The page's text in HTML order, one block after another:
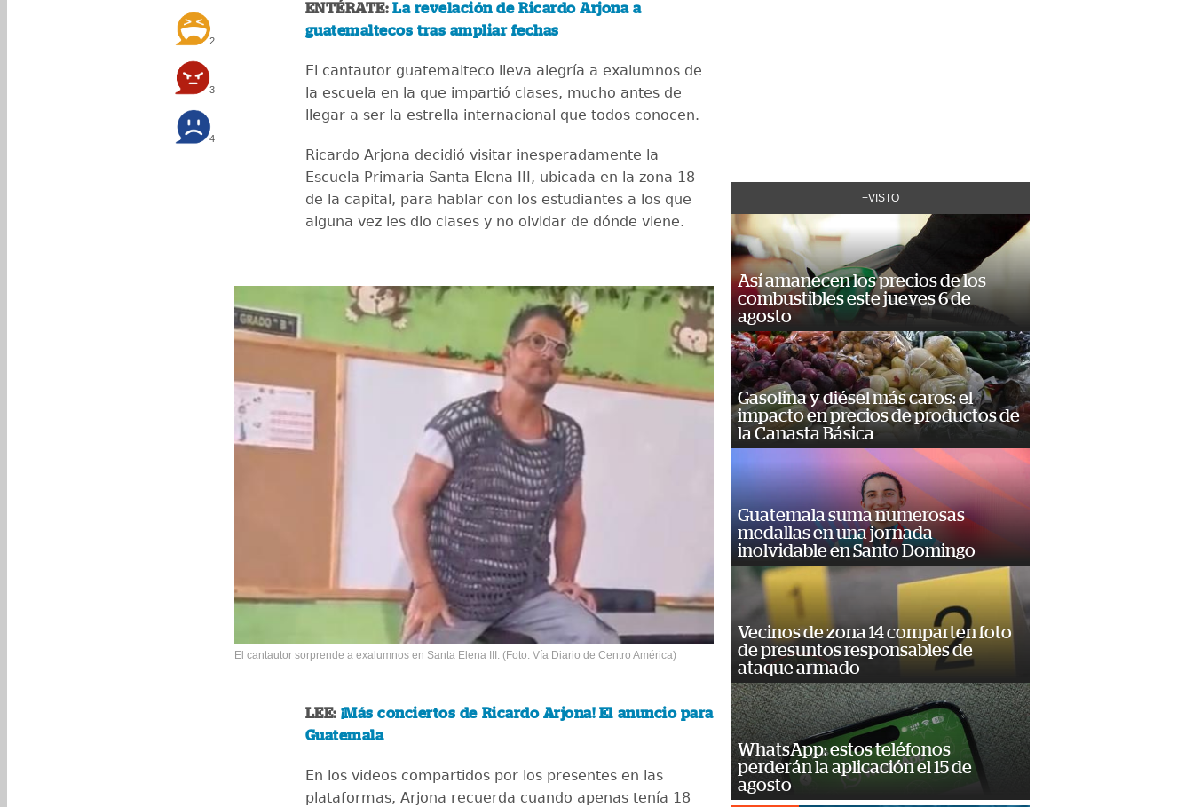
2
3
4
ENTÉRATE:La revelación de Ricardo Arjona a
guatemaltecos tras ampliar fechas
El cantautor guatemalteco lleva alegría a exalumnos de
la escuela en la que impartió clases, mucho antes de
llegar a ser la estrella internacional que todos conocen.
Ricardo Arjona decidió visitar inesperadamente la
Escuela Primaria Santa Elena III, ubicada en la zona 18
de la capital, para hablar con los estudiantes a los que
alguna vez les dio clases y no olvidar de dónde viene.
El cantautor sorprende a exalumnos en Santa Elena III. (Foto: Vía Diario de Centro América)
LEE: ¡Más conciertos de Ricardo Arjona! El anuncio para
Guatemala
En los videos compartidos por los presentes en las
plataformas, Arjona recuerda cuando apenas tenía 18
+VISTO
Así amanecen los precios de los
combustibles este jueves 6 de
agosto
Gasolina y diésel más caros: el
impacto en precios de productos de
la Canasta Básica
Guatemala suma numerosas
medallas en una jornada
inolvidable en Santo Domingo
Vecinos de zona 14 comparten foto
de presuntos responsables de
ataque armado
WhatsApp: estos teléfonos
perderán la aplicación el 15 de
agosto